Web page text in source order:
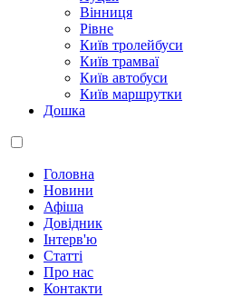
Вінниця
Рівне
Київ тролейбуси
Київ трамваї
Київ автобуси
Київ маршрутки
Дошка
Головна
Новини
Афіша
Довідник
Інтерв'ю
Статті
Про нас
Контакти